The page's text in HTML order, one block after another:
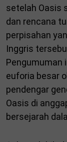
setelah Oasis
dan rencana
perpisahan
Inggris
Pengumuman
euforia besar
pendengar
Oasis di
bersejarah